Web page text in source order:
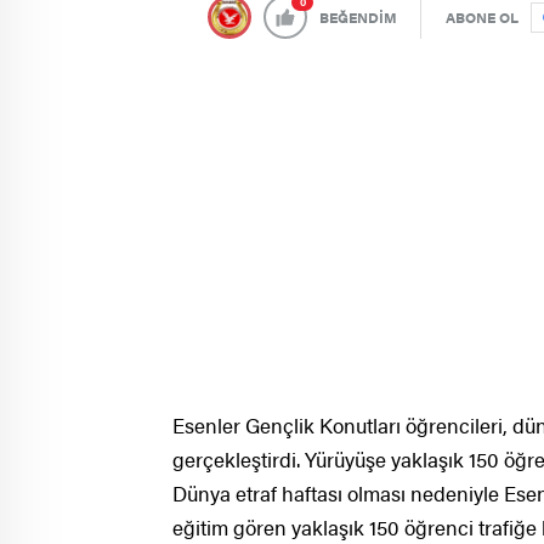
BEĞENDİM ABONE OL
Esenler Gençlik Konutları öğrencileri,
gerçekleştirdi. Yürüyüşe yaklaşık 150
Dünya etraf haftası olması nedeniyle
eğitim gören yaklaşık 150 öğrenci